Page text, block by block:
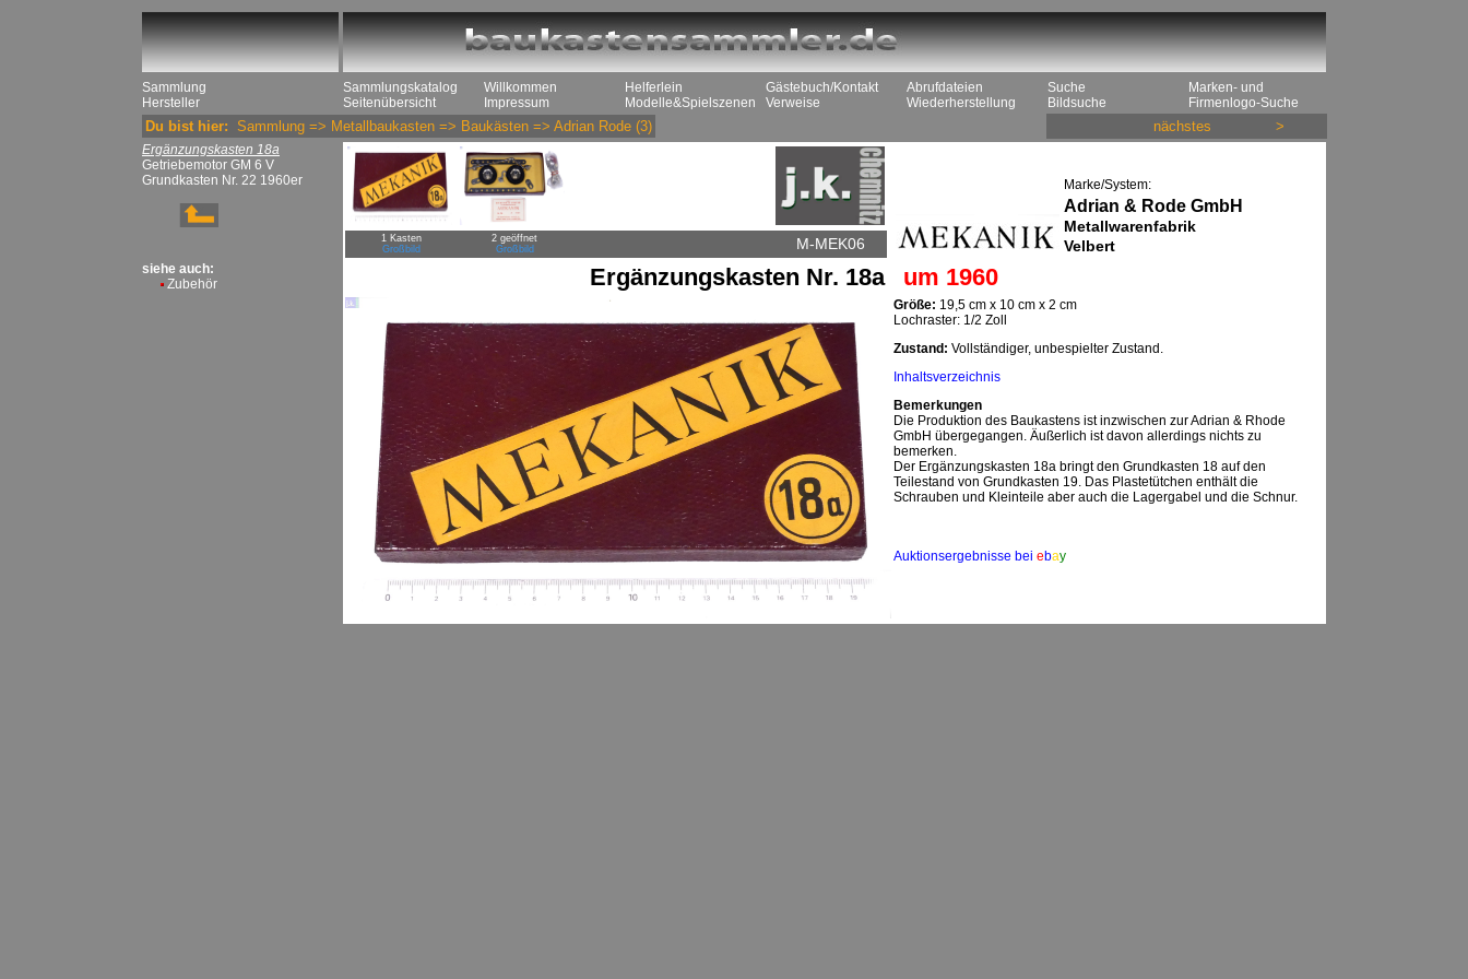
Sammlung
Hersteller
Sammlungskatalog
Seitenübersicht
Willkommen
Impressum
Helferlein
Modelle&Spielszenen
Gästebuch/Kontakt
Verweise
Abrufdateien
Wiederherstellung
Suche
Bildsuche
Marken- und
Firmenlogo-Suche
Du bist hier: Sammlung => Metallbaukasten => Baukästen => Adrian Rode (3) nächstes >
Ergänzungskasten 18a
Getriebemotor GM 6 V
Grundkasten Nr. 22 1960er
siehe auch:
Zubehör
1 Kasten
Großbild
2 geöffnet
Großbild
M-MEK06
Marke/System:
Adrian & Rode GmbH
Metallwarenfabrik
Velbert
Ergänzungskasten Nr. 18a um 1960
Größe: 19,5 cm x 10 cm x 2 cm
Lochraster: 1/2 Zoll
Zustand: Vollständiger, unbespielter Zustand.
Inhaltsverzeichnis
Bemerkungen
Die Produktion des Baukastens ist inzwischen zur Adrian & Rhode
GmbH übergegangen. Äußerlich ist davon allerdings nichts zu
bemerken.
Der Ergänzungskasten 18a bringt den Grundkasten 18 auf den
Teilestand von Grundkasten 19. Das Plastetütchen enthält die
Schrauben und Kleinteile aber auch die Lagergabel und die Schnur.
Auktionsergebnisse bei ebay